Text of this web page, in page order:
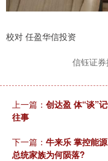
校对 任盈华信投资
信钰证券
上一篇： 创达盈 体“谈”
往事
下一篇： 牛来乐 掌控能
总统家族为何陨落?